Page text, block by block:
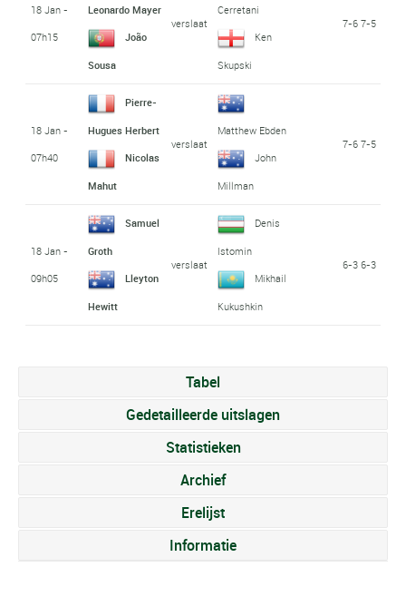
18 Jan -
07h15
Leonardo Mayer
João
Sousa
verslaat
Cerretani
Ken
Skupski
7-6 7-5
18 Jan -
07h40
Pierre-
Hugues Herbert
Nicolas
Mahut
verslaat
Matthew Ebden
John
Millman
7-6 7-5
18 Jan -
09h05
Samuel
Groth
Lleyton
Hewitt
verslaat
Denis
Istomin
Mikhail
Kukushkin
6-3 6-3
Tabel
Gedetailleerde uitslagen
Statistieken
Archief
Erelijst
Informatie